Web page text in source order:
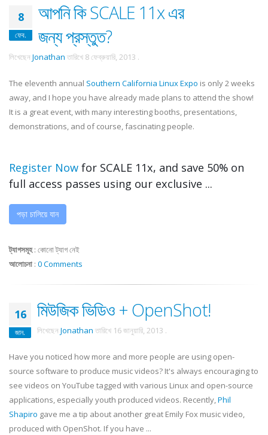
8
ফেব.
আপনি কি SCALE 11x এর
জন্য প্রস্তুত?
লিখেছেন Jonathan তারিখে 8 ফেব্রুয়ারি, 2013 .
The eleventh annual Southern California Linux Expo is only 2 weeks
away, and I hope you have already made plans to attend the show!
It is a great event, with many interesting booths, presentations,
demonstrations, and of course, fascinating people.
Register Now for SCALE 11x, and save 50% on
full access passes using our exclusive ...
পড়া চালিয়ে যান
ট্যাগসমূহ: কোনো ট্যাগ নেই
আলোচনা : 0 Comments
16
জান.
মিউজিক ভিডিও + OpenShot!
লিখেছেন Jonathan তারিখে 16 জানুয়ারি, 2013 .
Have you noticed how more and more people are using open-
source software to produce music videos? It's always encouraging to
see videos on YouTube tagged with various Linux and open-source
applications, especially youth produced videos. Recently,Phil
Shapiro gave me a tip about another great Emily Fox music video,
produced with OpenShot. If you have ...